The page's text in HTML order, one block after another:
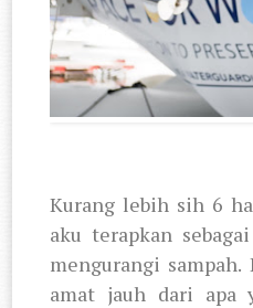
Kurang lebih sih 6
aku terapkan
mengurangi
amat jauh dari apa